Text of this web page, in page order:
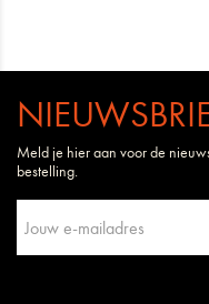
Meld je hier aan voor de
bestelling.